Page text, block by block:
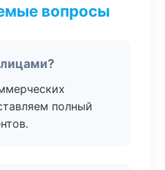
вопросы
полный